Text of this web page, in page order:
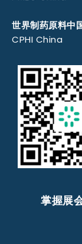
世界制药原料中
CPHI China
掌握展